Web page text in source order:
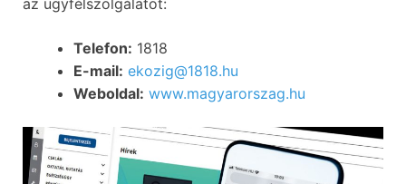
Telefon: 1818
E-mail: ekozig@1818.hu
Weboldal: www.magyarorszag.hu